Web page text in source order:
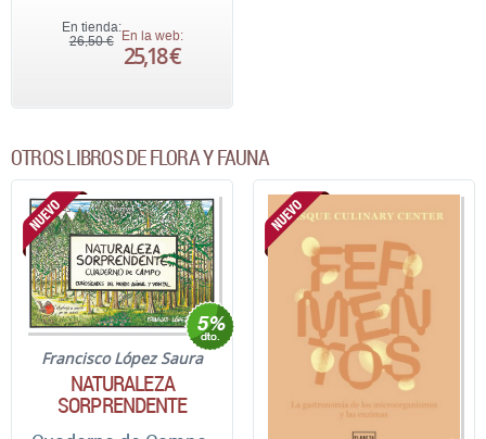
En tienda:
26,50 € En la web:
25,18 €
OTROS LIBROS DE FLORA Y FAUNA
Francisco López Saura
NATURALEZA
SORPRENDENTE